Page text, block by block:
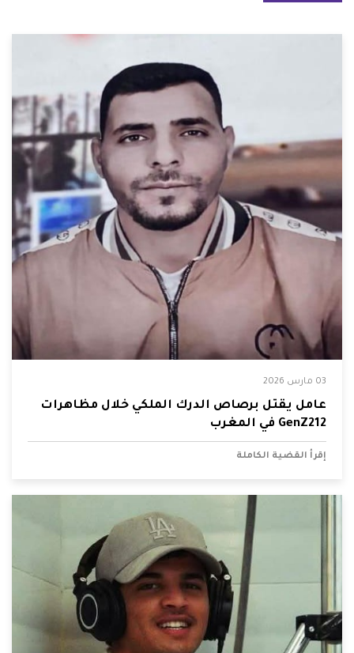
03 مارس 2026
عامل يقتل برصاص الدرك الملكي خلال مظاهرات
GenZ212 في المغرب
إقرأ القضية الكاملة